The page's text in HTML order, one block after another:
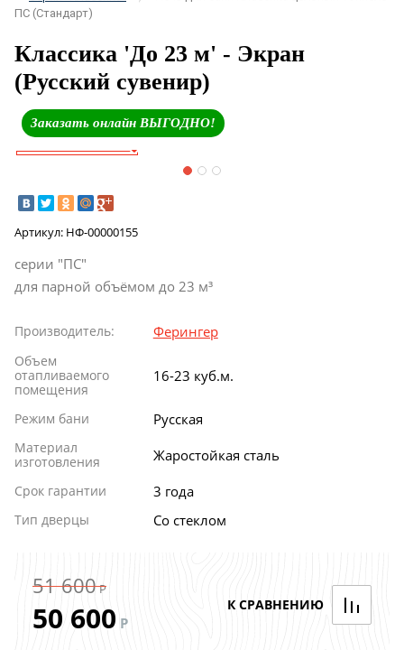
Доставим бесплатно
ПС (Стандарт)
Классика 'До 23 м' - Экран
(Русский сувенир)
Заказать онлайн ВЫГОДНО!
Артикул: НФ-00000155
серии "ПС"
для парной объёмом до 23 м³
Производитель: Ферингер
Объем
отапливаемого
помещения
16-23 куб.м.
Режим бани Русская
Материал
изготовления
Жаростойкая сталь
Срок гарантии 3 года
Тип дверцы Со стеклом
51 600Р
50 600 Р